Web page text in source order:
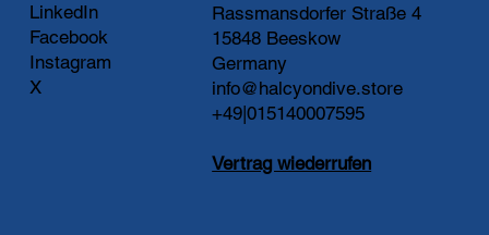
LinkedIn
Facebook
Instagram
X
Rassmansdorfer Straße 4
15848 Beeskow
Germany
info@halcyondive.store
+49|015140007595
Vertrag wiederrufen